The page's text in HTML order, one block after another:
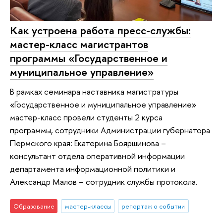
Как устроена работа пресс-службы:
мастер-класс магистрантов
программы «Государственное и
муниципальное управление»
В рамках семинара наставника магистратуры
«Государственное и муниципальное управление»
мастер-класс провели студенты 2 курса
программы, сотрудники Администрации губернатора
Пермского края: Екатерина Бояршинова –
консультант отдела оперативной информации
департамента информационной политики и
Александр Малов – сотрудник службы протокола.
Образование мастер-классы
репортаж о событии